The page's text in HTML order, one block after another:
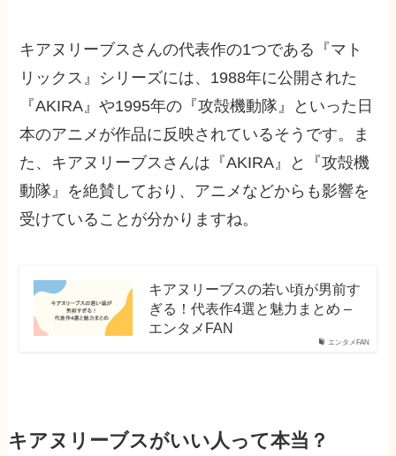
キアヌリーブスさんの代表作の1つである『マト
リックス』シリーズには、1988年に公開された
『AKIRA』や1995年の『攻殻機動隊』といった日
本のアニメが作品に反映されているそうです。ま
た、キアヌリーブスさんは『AKIRA』と『攻殻機
動隊』を絶賛しており、アニメなどからも影響を
受けていることが分かりますね。
エンタメFAN
キアヌリーブスの若い頃が男前す
ぎる！代表作4選と魅力まとめ –
エンタメFAN
キアヌリーブスがいい人って本当？